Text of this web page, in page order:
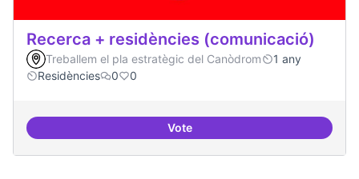
Recerca + residències (comunicació)
Treballem el pla estratègic del Canòdrom
1 any
Residències
0 0
VoteRecerca + residències